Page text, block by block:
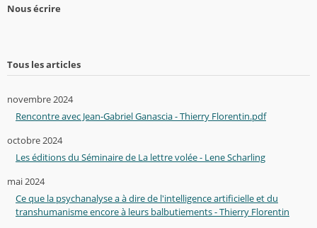
Nous écrire
Tous les articles
novembre 2024
Rencontre avec Jean-Gabriel Ganascia - Thierry Florentin.pdf
octobre 2024
Les éditions du Séminaire de La lettre volée - Lene Scharling
mai 2024
Ce que la psychanalyse a à dire de l'intelligence artificielle et du
transhumanisme encore à leurs balbutiements - Thierry Florentin